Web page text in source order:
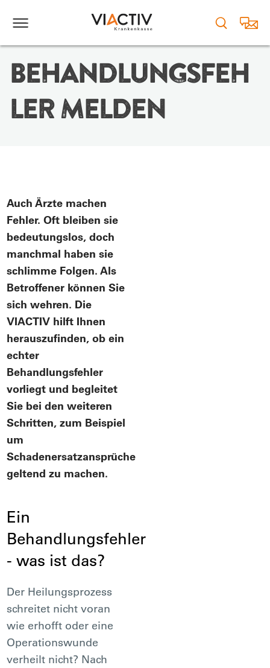
BEHANDLUNGSFEH
LER MELDEN
Auch Ärzte machen
Fehler. Oft bleiben sie
bedeutungslos, doch
manchmal haben sie
schlimme Folgen. Als
Betroffener können Sie
sich wehren. Die
VIACTIV hilft Ihnen
herauszufinden, ob ein
echter
Behandlungsfehler
vorliegt und begleitet
Sie bei den weiteren
Schritten, zum Beispiel
um
Schadenersatzansprüche
geltend zu machen.
Ein
Behandlungsfehler
- was ist das?
Der Heilungsprozess
schreitet nicht voran
wie erhofft oder eine
Operationswunde
verheilt nicht? Nach